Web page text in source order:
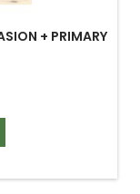
+ PRIMARY